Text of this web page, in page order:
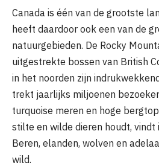
Canada is één van de grootste
heeft daardoor ook een van de
natuurgebieden. De Rocky
uitgestrekte bossen van British
in het noorden zijn
trekt jaarlijks miljoenen
turquoise meren en hoge
stilte en wilde dieren houdt, vindt
Beren, elanden, wolven en
wild.